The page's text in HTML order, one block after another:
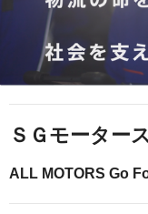
ＳＧモーター
ALL MOTORS Go